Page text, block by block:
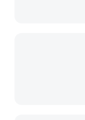
Objevte
2.